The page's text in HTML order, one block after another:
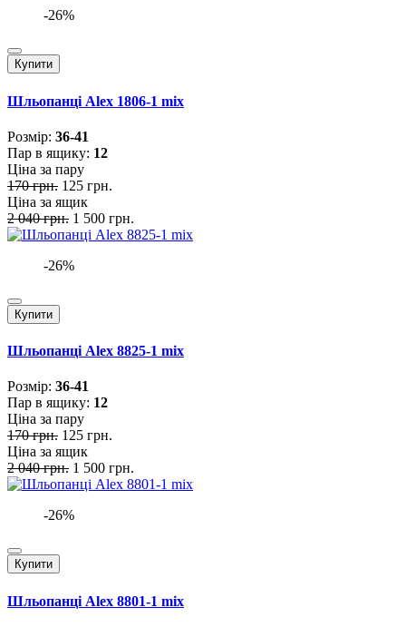
-26%
Купити
Шльопанці Alex 1806-1 mix
Розмiр: 36-41
Пар в ящику: 12
Ціна за пару
170 грн. 125 грн.
Ціна за ящик
2 040 грн. 1 500 грн.
-26%
Купити
Шльопанці Alex 8825-1 mix
Розмiр: 36-41
Пар в ящику: 12
Ціна за пару
170 грн. 125 грн.
Ціна за ящик
2 040 грн. 1 500 грн.
-26%
Купити
Шльопанці Alex 8801-1 mix